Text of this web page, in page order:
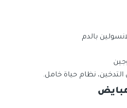
بالدم
نظام حياة خامل.